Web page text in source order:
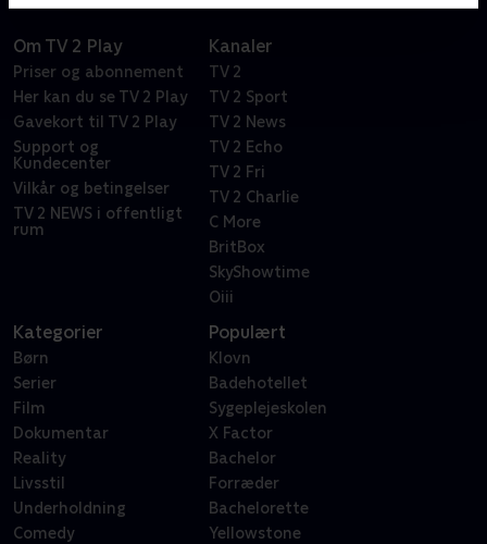
Om TV 2 Play
Priser og abonnement
Her kan du se TV 2 Play
Gavekort til TV 2 Play
Support og
Kundecenter
Vilkår og betingelser
TV 2 NEWS i offentligt
rum
Kanaler
TV 2
TV 2 Sport
TV 2 News
TV 2 Echo
TV 2 Fri
TV 2 Charlie
C More
BritBox
SkyShowtime
Oiii
Kategorier
Børn
Serier
Film
Dokumentar
Reality
Livsstil
Underholdning
Comedy
Populært
Klovn
Badehotellet
Sygeplejeskolen
X Factor
Bachelor
Forræder
Bachelorette
Yellowstone